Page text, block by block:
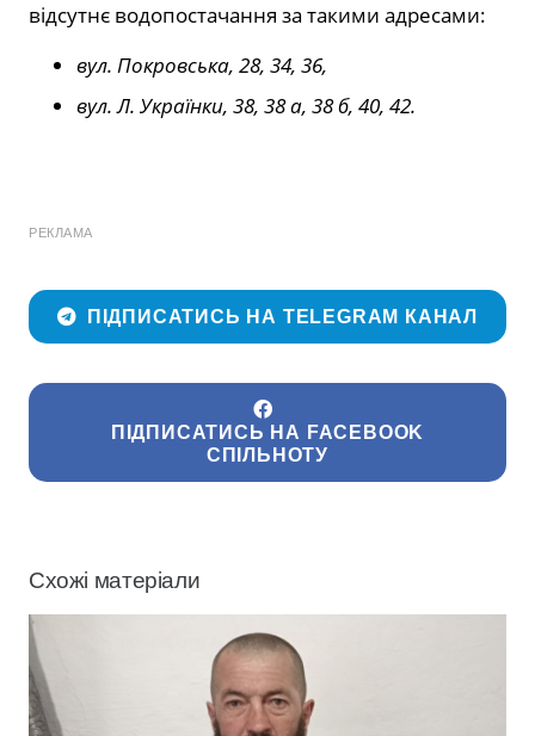
відсутнє водопостачання за такими адресами:
вул. Покровська, 28, 34, 36,
вул. Л. Українки, 38, 38 а, 38 б, 40, 42.
РЕКЛАМА
ПІДПИСАТИСЬ НА TELEGRAM КАНАЛ
ПІДПИСАТИСЬ НА FACEBOOK
СПІЛЬНОТУ
Схожі матеріали